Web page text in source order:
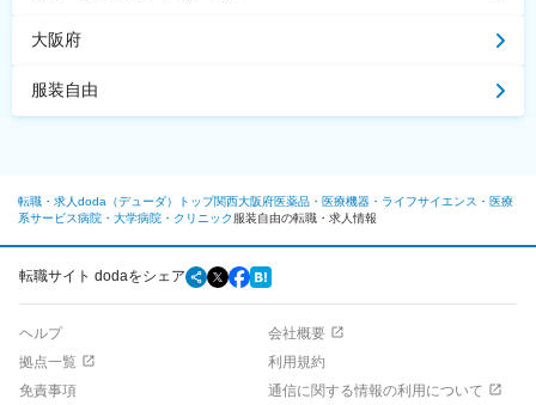
大阪府
服装自由
転職・求人doda（デューダ）トップ関西大阪府医薬品・医療機器・ライフサイエンス・医療
系サービス病院・大学病院・クリニック服装自由の転職・求人情報
転職サイト dodaをシェア
ヘルプ
会社概要
拠点一覧
利用規約
免責事項
通信に関する情報の利用について